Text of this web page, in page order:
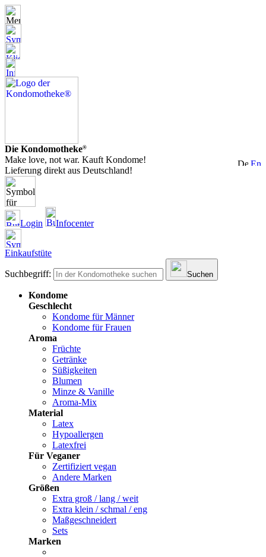
Die Kondomotheke®
Make love, not war. Kauft Kondome!
Lieferung direkt aus Deutschland!
Login Infocenter
Einkaufstüte
Suchbegriff: Suchen
Kondome
Geschlecht
Kondome für Männer
Kondome für Frauen
Aroma
Früchte
Getränke
Süßigkeiten
Blumen
Minze & Vanille
Aroma-Mix
Material
Latex
Hypoallergen
Latexfrei
Für Veganer
Zertifiziert vegan
Andere Marken
Größen
Extra groß / lang / weit
Extra klein / schmal / eng
Maßgeschneidert
Sets
Marken